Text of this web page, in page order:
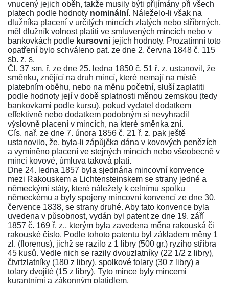
vnucený jejich oběh, takže musily býti přijímány při všech
platech podle hodnoty nominální. Náleželo-li však na
dlužníka placení v určitých mincích zlatých nebo stříbrných,
měl dlužník volnost platiti ve smluvených mincích nebo v
bankovkách podle kursovní jejich hodnoty. Prozatímní toto
opatření bylo schváleno pat. ze dne 2. června 1848 č. 115
sb. z. s.
Čl. 37 sm. ř. ze dne 25. ledna 1850 č. 51 ř. z. ustanovil, že
směnku, znějící na druh mincí, které nemají na místě
platebním oběhu, nebo na měnu početní, sluší zaplatiti
podle hodnoty její v době splatnosti měnou zemskou (tedy
bankovkami podle kursu), pokud vydatel dodatkem
effektivně nebo dodatkem podobným si nevyhradil
výslovně placení v mincích, na které směnka zní.
Cís. nař. ze dne 7. února 1856 č. 21 ř. z. pak ještě
ustanovilo, že, byla-li zápůjčka dána v kovových penězích
a vymíněno placení ve stejných mincích nebo všeobecně v
minci kovové, úmluva taková platí.
Dne 24. ledna 1857 byla sjednána mincovní konvence
mezi Rakouskem a Lichtensteinskem se strany jedné a
německými státy, které náležely k celnímu spolku
německému a byly spojeny mincovní konvencí ze dne 30.
července 1838, se strany druhé. Aby tato konvence byla
uvedena v působnost, vydán byl patent ze dne 19. září
1857 č. 169 ř. z., kterým byla zavedena měna rakouská či
rakouské číslo. Podle tohoto patentu byl základem měny 1
zl. (florenus), jichž se razilo z 1 libry (500 gr.) ryzího stříbra
45 kusů. Vedle nich se razily dvouzlatníky (22 1/2 z libry),
čtvrtzlatníky (180 z libry), spolkové tolary (30 z libry) a
tolary dvojité (15 z libry). Tyto mince byly mincemi
kurantními a zákonným platidlem.